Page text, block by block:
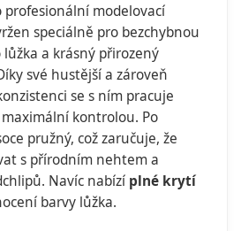
profesionální modelovací
speciálně pro bezchybnou
a krásný přirozený
své hustější a zároveň
se s ním pracuje
kontrolou. Po
pružný, což zaručuje, že
s přírodním nehtem a
Navíc nabízí plné krytí
barvy lůžka.